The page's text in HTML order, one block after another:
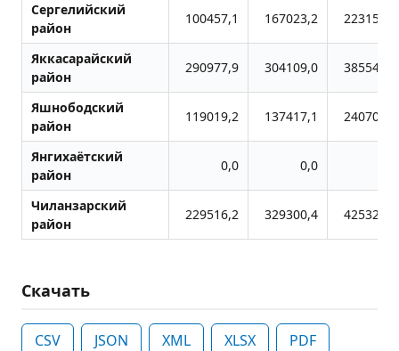
Сергелийский
район
100457,1 167023,2 223151,4
Яккасарайский
район
290977,9 304109,0 385543,7
Яшнободский
район
119019,2 137417,1 240703,0
Янгихаётский
район
0,0 0,0
Чиланзарский
район
229516,2 329300,4 425321,8
Скачать
CSV JSON XML XLSX PDF